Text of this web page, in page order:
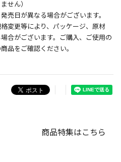
せん）
売日が異なる場合がございます。
変更等により、パッケージ、原材
合がございます。ご購入、ご使用の
品をご確認ください。
商品特集はこちら